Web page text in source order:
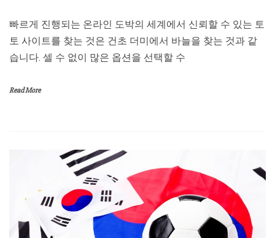
빠르게 진행되는 온라인 도박의 세계에서 신뢰할 수 있는 토
토 사이트를 찾는 것은 건초 더미에서 바늘을 찾는 것과 같
습니다. 셀 수 없이 많은 옵션을 선택할 수
Read More